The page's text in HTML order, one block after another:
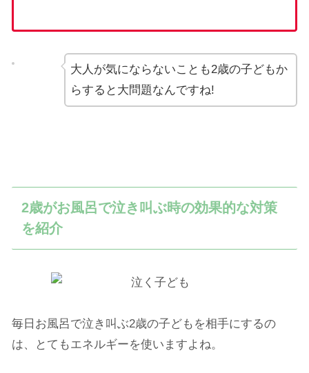
大人が気にならないことも2歳の子どもか
らすると大問題なんですね!
2歳がお風呂で泣き叫ぶ時の効果的な対策
を紹介
毎日お風呂で泣き叫ぶ2歳の子どもを相手にするの
は、とてもエネルギーを使いますよね。